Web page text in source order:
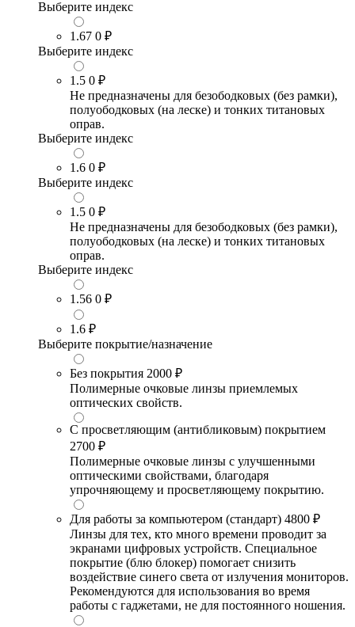
Выберите индекс
1.67 0 ₽
Выберите индекс
1.5 0 ₽
Не предназначены для безободковых (без рамки),
полуободковых (на леске) и тонких титановых
оправ.
Выберите индекс
1.6 0 ₽
Выберите индекс
1.5 0 ₽
Не предназначены для безободковых (без рамки),
полуободковых (на леске) и тонких титановых
оправ.
Выберите индекс
1.56 0 ₽
1.6 ₽
Выберите покрытие/назначение
Без покрытия 2000 ₽
Полимерные очковые линзы приемлемых
оптических свойств.
С просветляющим (антибликовым) покрытием
2700 ₽
Полимерные очковые линзы с улучшенными
оптическими свойствами, благодаря
упрочняющему и просветляющему покрытию.
Для работы за компьютером (стандарт) 4800 ₽
Линзы для тех, кто много времени проводит за
экранами цифровых устройств. Специальное
покрытие (блю блокер) помогает снизить
воздействие синего света от излучения мониторов.
Рекомендуются для использования во время
работы с гаджетами, не для постоянного ношения.